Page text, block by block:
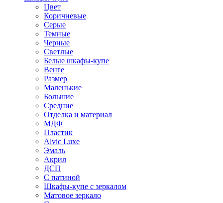
Цвет
Коричневые
Серые
Темные
Черные
Светлые
Белые шкафы-купе
Венге
Размер
Маленькие
Большие
Средние
Отделка и материал
МДФ
Пластик
Alvic Luxe
Эмаль
Акрил
ДСП
С патиной
Шкафы-купе с зеркалом
Матовое зеркало